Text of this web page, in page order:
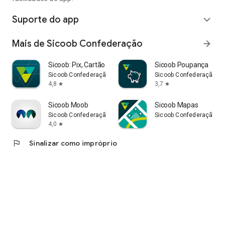
Suporte do app expand_more
Mais de Sicoob Confederação arrow_forward
Sicoob: Pix, Cartão e Conta
Sicoob Confederação
4,8 star
Sicoob Poupança
Sicoob Confederação
3,7 star
Sicoob Moob
Sicoob Confederação
4,0 star
Sicoob Mapas
Sicoob Confederação
flag Sinalizar como impróprio